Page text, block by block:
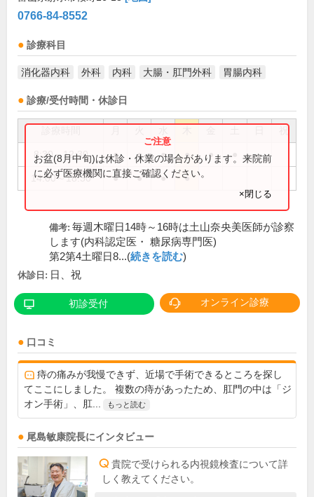
0766-84-8552
診療科目
消化器内科 外科 内科 大腸・肛門外科 胃腸内科
診療/受付時間・休診日
8:30～12:30 ● ● ● ● ●
14:00～18:30 ● ● ● ●
お盆(8月中旬)は休診・休業の場合があります。来院前
に必ず医療機関に直接ご確認ください。
×閉じる
備考: 毎週木曜日14時～16時は土山奈央美医師が診察
します(内科認定医・ 糖尿病専門医)
第2第4土曜日8...(続きを読む)
休診日: 日、祝
初診受付 オンライン診療
口コミ
痔の痛みが我慢できず、近場で手術できるところを探し
てここにしました。 複数の痔があったため、肛門の中は「ジ
オン手術」、肛...
もっと読む
尾島敏康院長にインタビュー
貴院で受けられる内視鏡検査について詳
しく教えてください。